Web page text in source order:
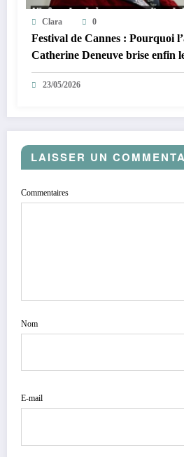
Clara 0
Festival de Cannes : Pourquoi
Catherine Deneuve brise enfin
Croisette
23/05/2026
LAISSER UN
Commentaires
Nom
E-mail